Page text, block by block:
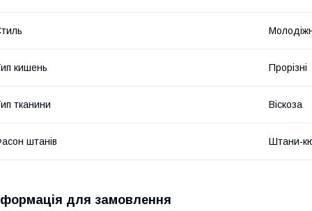
кишень Прорізні
тканини Віскоза
штанів Штани-
для замовлення